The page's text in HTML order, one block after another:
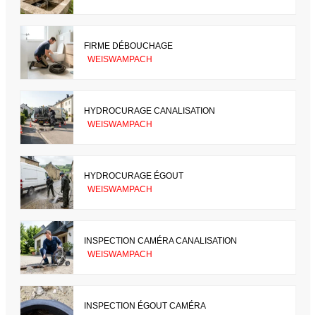
FIRME DÉBOUCHAGE
WEISWAMPACH
HYDROCURAGE CANALISATION
WEISWAMPACH
HYDROCURAGE ÉGOUT
WEISWAMPACH
INSPECTION CAMÉRA CANALISATION
WEISWAMPACH
INSPECTION ÉGOUT CAMÉRA